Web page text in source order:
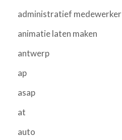
administratief medewerker
animatie laten maken
antwerp
ap
asap
at
auto